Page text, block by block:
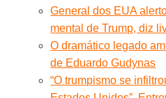
General dos EUA
mental de Trump, diz
O dramático legado
de Eduardo Gudynas
“O trumpismo se